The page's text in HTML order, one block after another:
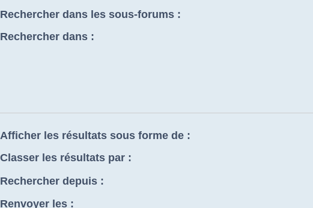
Rechercher dans les sous-forums :
Rechercher dans :
Afficher les résultats sous forme de :
Classer les résultats par :
Rechercher depuis :
Renvoyer les :